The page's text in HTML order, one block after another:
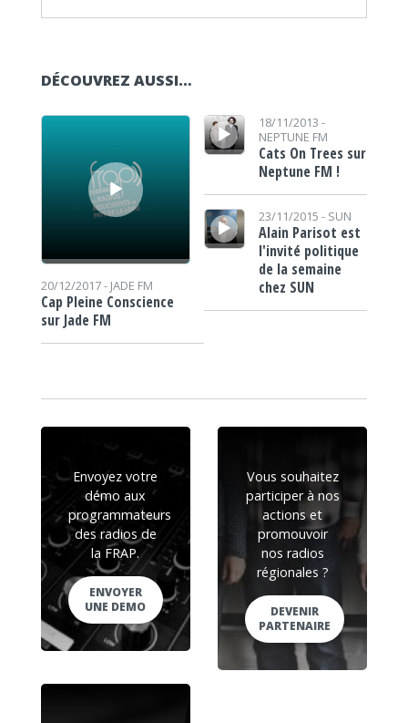
DÉCOUVREZ AUSSI…
Lecteur audio
20/12/2017 - JADE FM
Cap Pleine Conscience
sur Jade FM
Lecteur audio18/11/2013 -
NEPTUNE FM
Cats On Trees sur
Neptune FM !
Lecteur audio
23/11/2015 - SUN
Alain Parisot est
l'invité politique
de la semaine
chez SUN
Envoyez votre
démo aux
programmateurs
des radios de
la FRAP.
ENVOYER
UNE DEMO
Vous souhaitez
participer à nos
actions et
promouvoir
nos radios
régionales ?
DEVENIR
PARTENAIRE